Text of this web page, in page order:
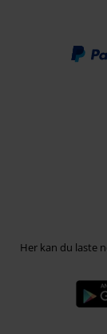
Her kan du laste